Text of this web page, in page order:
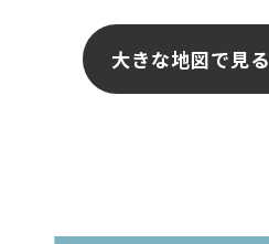
大きな地図で見る